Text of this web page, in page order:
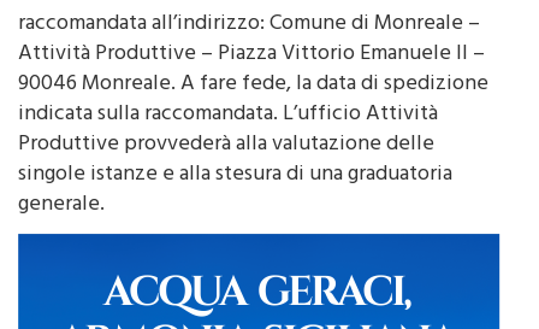
Le domande dovranno essere inviate tramite
raccomandata all’indirizzo: Comune di Monreale –
Attività Produttive – Piazza Vittorio Emanuele II –
90046 Monreale. A fare fede, la data di spedizione
indicata sulla raccomandata. L’ufficio Attività
Produttive provvederà alla valutazione delle
singole istanze e alla stesura di una graduatoria
generale.